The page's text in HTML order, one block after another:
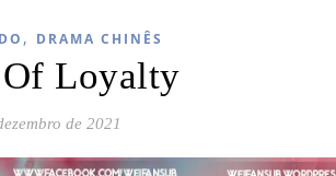
, DRAMA CHINÊS
Loyalty
de 2021